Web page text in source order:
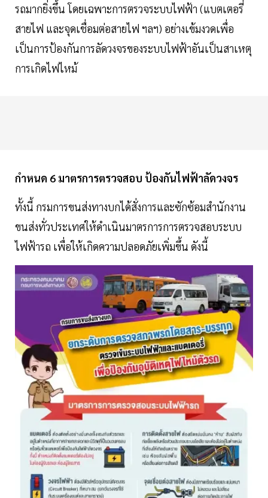
รถมากยิ่งขึ้น โดยเฉพาะการตรวจระบบไฟฟ้า (แบตเตอรี่
สายไฟ และจุดเชื่อมต่อสายไฟ ฯลฯ) อย่างเข้มงวดเพื่อ
เป็นการป้องกันการลัดวงจรของระบบไฟฟ้าอันเป็นสาเหตุ
การเกิดไฟไหม้
กำหนด 6 มาตรการตรวจสอบ ป้องกันไฟฟ้าลัดวงจร
ทั้งนี้ กรมการขนส่งทางบกได้สั่งการและซักซ้อมสำนักงาน
ขนส่งทั่วประเทศให้ดำเนินมาตรการการตรวจสอบระบบ
ไฟฟ้ารถ เพื่อให้เกิดความปลอดภัยเพิ่มขึ้น ดังนี้